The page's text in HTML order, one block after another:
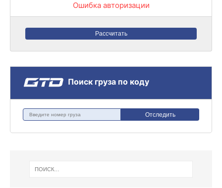
Ошибка авторизации
Рассчитать
Поиск груза по коду
Отследить